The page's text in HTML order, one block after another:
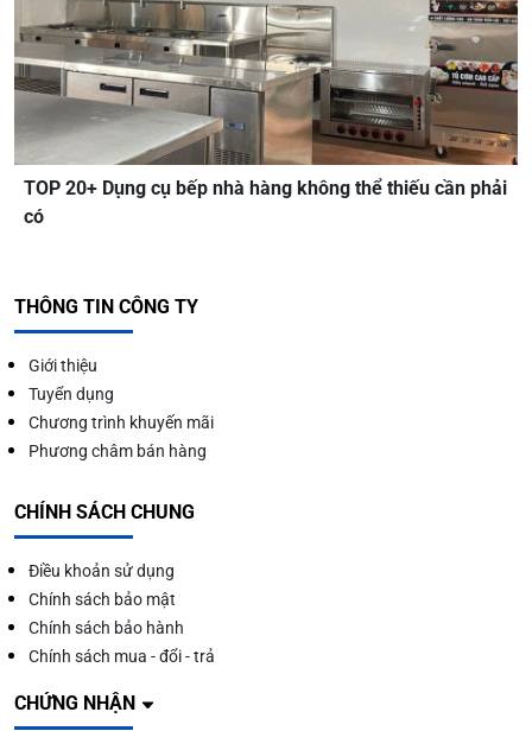
TOP 20+ Dụng cụ bếp nhà hàng không thể thiếu cần phải
có
THÔNG TIN CÔNG TY
Giới thiệu
Tuyển dụng
Chương trình khuyến mãi
Phương châm bán hàng
CHÍNH SÁCH CHUNG
Điều khoản sử dụng
Chính sách bảo mật
Chính sách bảo hành
Chính sách mua - đổi - trả
CHỨNG NHẬN